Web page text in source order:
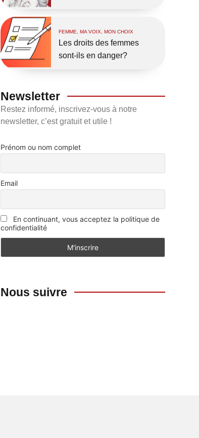
FEMME, MA VOIX, MON CHOIX
Les droits des femmes
sont-ils en danger?
Newsletter
Restez informé, inscrivez-vous à notre
newsletter, c’est gratuit et utile !
Prénom ou nom complet
Email
En continuant, vous acceptez la politique de
confidentialité
Nous suivre